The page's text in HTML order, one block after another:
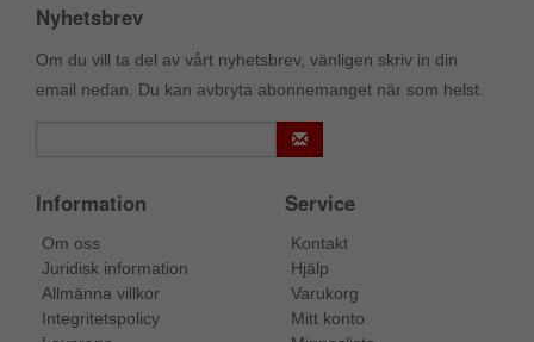
Nyhetsbrev
Om du vill ta del av vårt nyhetsbrev, vänligen skriv in din
email nedan. Du kan avbryta abonnemanget när som helst.
Information
Om oss
Juridisk information
Allmänna villkor
Integritetspolicy
Service
Kontakt
Hjälp
Varukorg
Mitt konto